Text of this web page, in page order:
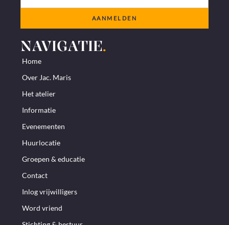
AANMELDEN
NAVIGATIE.
Home
Over Jac. Maris
Het atelier
Informatie
Evenementen
Huurlocatie
Groepen & educatie
Contact
Inlog vrijwilligers
Word vriend